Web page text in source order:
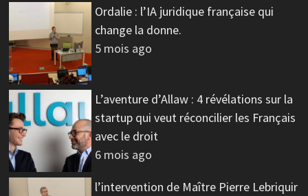
Ordalie : l’IA juridique française qui
change la donne.
5 mois ago
L’aventure d’Allaw : 4 révélations sur la
startup qui veut réconcilier les Français
avec le droit
6 mois ago
l’intervention de Maître Pierre Lebriquir